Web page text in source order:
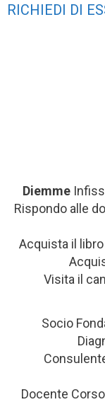
RICHIEDI DI
Diemme
Rispondo alle
Acquista il libro
Visita il
Socio
Docente